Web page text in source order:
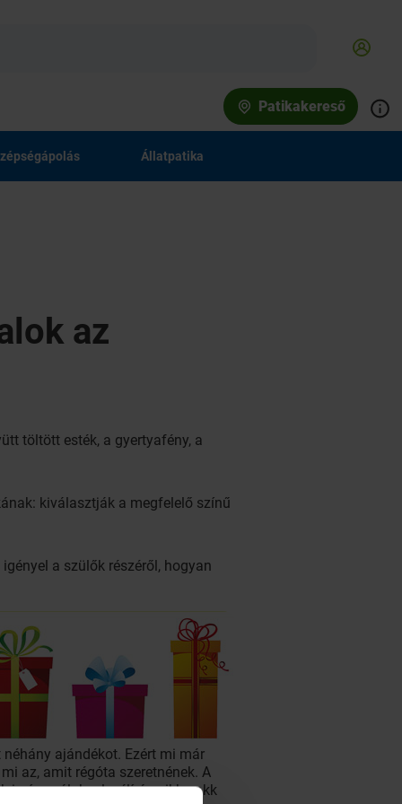
Patikakereső
Állatpatika
az
töltött esték, a gyertyafény, a
kiválasztják a megfelelő színű
a szülők részéről, hogyan
ajándékot. Ezért mi már
az, amit régóta szeretnének. A
is, így náluk a levélírás pikk-pakk